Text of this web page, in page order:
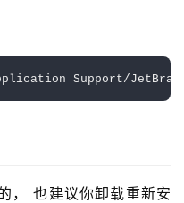
， 也建议你卸载重新安